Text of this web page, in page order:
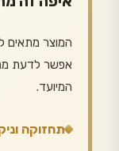
אפשר לדעת
המיועד.
תחזוקה